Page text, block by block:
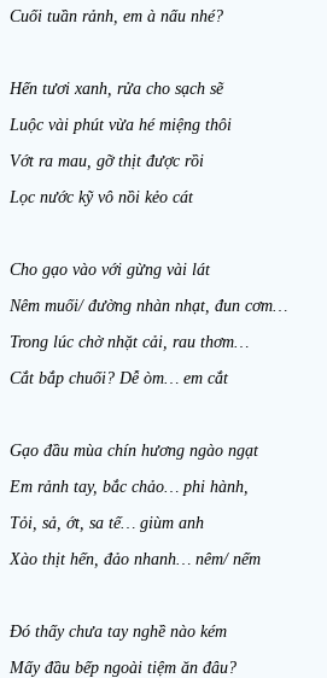
Cuối tuần rảnh, em à nấu nhé?
Hến tươi xanh, rửa cho sạch sẽ
Luộc vài phút vừa hé miệng thôi
Vớt ra mau, gỡ thịt được rồi
Lọc nước kỹ vô nồi kẻo cát
Cho gạo vào với gừng vài lát
Nêm muối/ đường nhàn nhạt, đun cơm…
Trong lúc chờ nhặt cải, rau thơm…
Cắt bắp chuối? Dễ òm… em cắt
Gạo đầu mùa chín hương ngào ngạt
Em rảnh tay, bắc chảo… phi hành,
Tỏi, sả, ớt, sa tế… giùm anh
Xào thịt hến, đảo nhanh… nêm/ nếm
Đó thấy chưa tay nghề nào kém
Mấy đầu bếp ngoài tiệm ăn đâu?